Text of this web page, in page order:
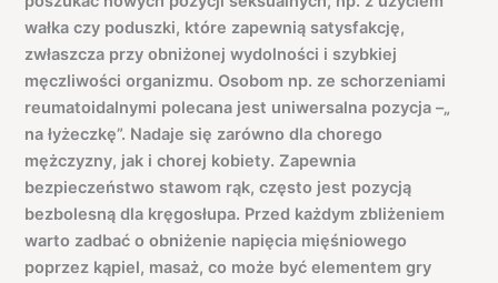
wałka czy poduszki, które zapewnią satysfakcję,
zwłaszcza przy obniżonej wydolności i szybkiej
męczliwości organizmu. Osobom np. ze schorzeniami
reumatoidalnymi polecana jest uniwersalna pozycja –„
na łyżeczkę”. Nadaje się zarówno dla chorego
mężczyzny, jak i chorej kobiety. Zapewnia
bezpieczeństwo stawom rąk, często jest pozycją
bezbolesną dla kręgosłupa. Przed każdym zbliżeniem
warto zadbać o obniżenie napięcia mięśniowego
poprzez kąpiel, masaż, co może być elementem gry